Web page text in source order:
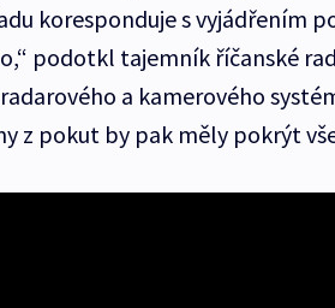
koresponduje s vyjádřením
podotkl tajemník říčanské
a kamerového
z pokut by pak měly pokrýt